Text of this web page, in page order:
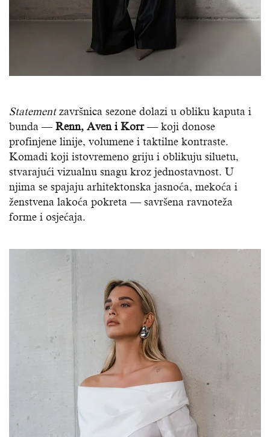
Statementzavršnica sezone dolazi u obliku kaputa i
bunda — Renn, Aven i Korr— koji donose
profinjene linije, volumene i taktilne kontraste.
Komadi koji istovremeno griju i oblikuju siluetu,
stvarajući vizualnu snagu kroz jednostavnost. U
njima se spajaju arhitektonska jasnoća, mekoća i
ženstvena lakoća pokreta — savršena ravnoteža
forme i osjećaja.